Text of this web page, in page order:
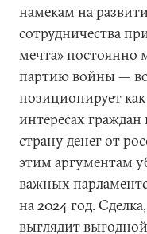
намекам на
сотрудничества
мечта» постоянно
партию войны —
позиционирует
интересах
страну денег от
этим аргументам
важных
на 2024 год.
выглядит